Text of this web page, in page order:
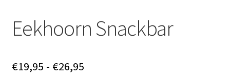
Eekhoorn Snackbar
€19,95 - €26,95Prijsklasse: